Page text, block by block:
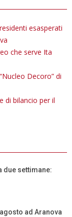
esasperati
che serve Ita
Decoro” di
di bilancio per il
due settimane:
ad Aranova